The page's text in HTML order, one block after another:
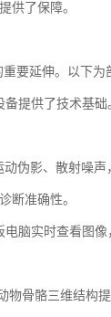
供了保障。
要延伸。以下为
提供了技术基
伪影、散射噪
断准确性。
脑实时查看图像
物骨骼三维结构